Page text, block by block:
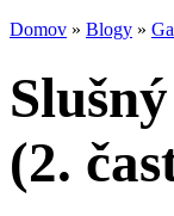
Domov » Blogy »
(2.